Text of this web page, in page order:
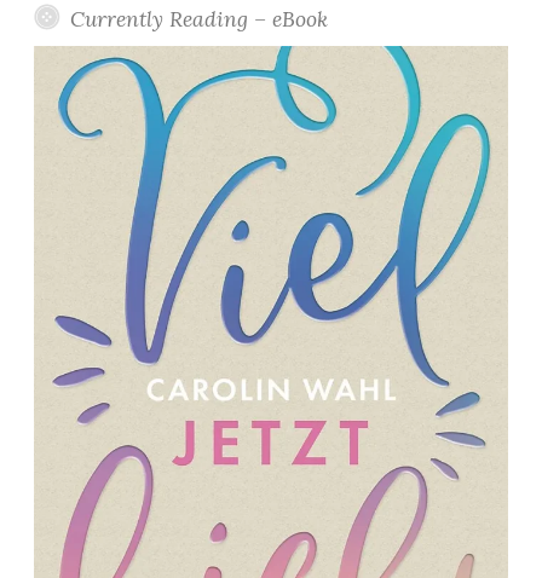
Currently Reading – eBook